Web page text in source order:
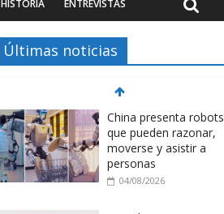
HISTORIA ENTREVISTAS
Últimas noticias
China presenta robots
que pueden razonar,
moverse y asistir a
personas
04/08/2026